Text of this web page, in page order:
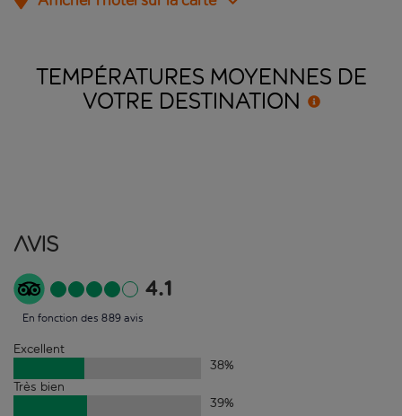
TEMPÉRATURES MOYENNES DE
VOTRE DESTINATION
Avis
4.1
En fonction des 889 avis
Excellent
38%
Très bien
39%